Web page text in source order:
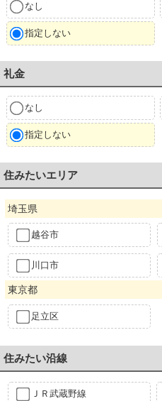
なし
指定しない
礼金
なし
指定しない
住みたいエリア
埼玉県
越谷市
川口市
東京都
足立区
住みたい沿線
ＪＲ武蔵野線